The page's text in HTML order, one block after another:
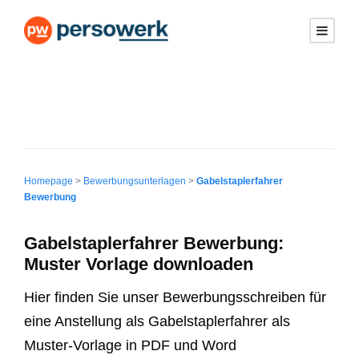
Homepage > Bewerbungsunterlagen > Gabelstaplerfahrer
Bewerbung
Gabelstaplerfahrer Bewerbung:
Muster Vorlage downloaden
Hier finden Sie unser Bewerbungsschreiben für
eine Anstellung als Gabelstaplerfahrer als
Muster-Vorlage in PDF und Word